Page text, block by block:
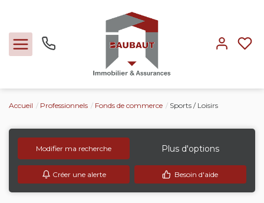
Locations
Expertise
Accueil Professionnels Fonds de commerce Sports / Loisirs
Modifier ma recherche Plus d'options
Créer une alerte Besoin d'aide